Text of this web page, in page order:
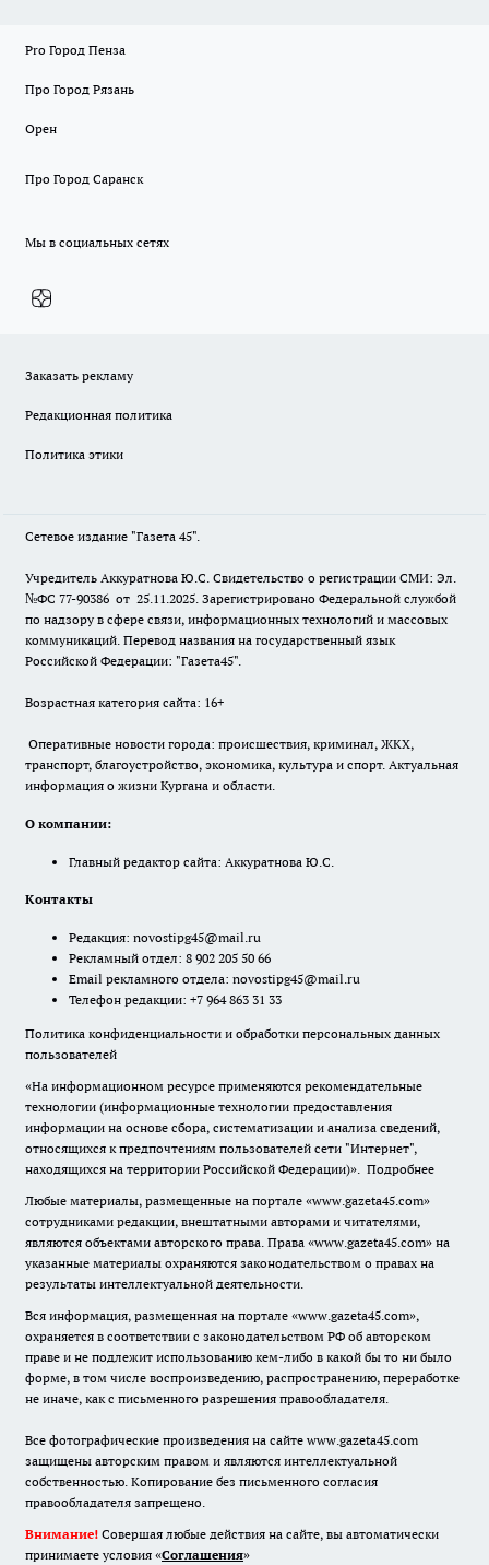
Pro Город Пенза
Про Город Рязань
Орен
Про Город Саранск
Мы в социальных сетях
Заказать рекламу
Редакционная политика
Политика этики
Сетевое издание "Газета 45".
Учредитель Аккуратнова Ю.С. Свидетельство о регистрации СМИ: Эл.
№ФС 77-90386 от 25.11.2025. Зарегистрировано Федеральной службой
по надзору в сфере связи, информационных технологий и массовых
коммуникаций. Перевод названия на государственный язык
Российской Федерации: "Газета45".
Возрастная категория сайта: 16+
Оперативные новости города: происшествия, криминал, ЖКХ,
транспорт, благоустройство, экономика, культура и спорт. Актуальная
информация о жизни Кургана и области.
О компании:
Главный редактор сайта: Аккуратнова Ю.С.
Контакты
Редакция: novostipg45@mail.ru
Рекламный отдел: 8 902 205 50 66
Email рекламного отдела: novostipg45@mail.ru
Телефон редакции: +7 964 863 31 33
Политика конфиденциальности и обработки персональных данных
пользователей
«На информационном ресурсе применяются рекомендательные
технологии (информационные технологии предоставления
информации на основе сбора, систематизации и анализа сведений,
относящихся к предпочтениям пользователей сети "Интернет",
находящихся на территории Российской Федерации)». Подробнее
Любые материалы, размещенные на портале «www.gazeta45.com»
сотрудниками редакции, внештатными авторами и читателями,
являются объектами авторского права. Права «www.gazeta45.com» на
указанные материалы охраняются законодательством о правах на
результаты интеллектуальной деятельности.
Вся информация, размещенная на портале «www.gazeta45.com»,
охраняется в соответствии с законодательством РФ об авторском
праве и не подлежит использованию кем-либо в какой бы то ни было
форме, в том числе воспроизведению, распространению, переработке
не иначе, как с письменного разрешения правообладателя.
Все фотографические произведения на сайте www.gazeta45.com
защищены авторским правом и являются интеллектуальной
собственностью. Копирование без письменного согласия
правообладателя запрещено.
Внимание! Совершая любые действия на сайте, вы автоматически
принимаете условия «Cоглашения»